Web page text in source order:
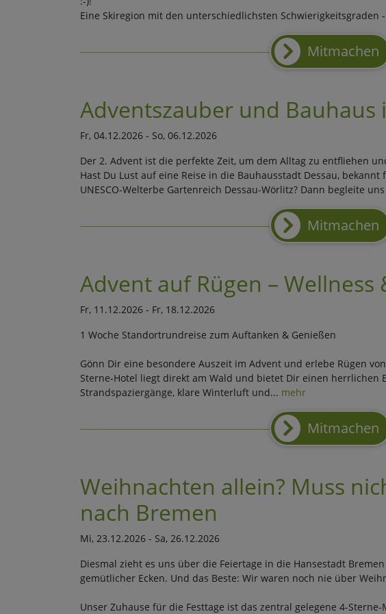
Eine Skiregion mit den unterschiedlichsten Schwierigkeitsgraden
Mitmachen
Adventszauber und Bauhaus
Fr, 04.12.2026 - So, 06.12.2026
Der 2. Advent ist die perfekte Zeit, um dem Alltag zu entfliehen
Hast Du Lust auf eine Reise in die Bauhausstadt Dessau,
UNESCO-Welterbe Gartenreich Dessau-Wörlitz? Dann begleite
Mitmachen
Advent auf Rügen –
Fr, 11.12.2026 - Fr, 18.12.2026
1 Woche Standortrundreise zum Auftanken & Genießen
Gönn Dir eine besondere Auszeit im Advent und erlebe Rügen
Sterne-Hotel liegt direkt am Wald und bietet Dir einen herrlichen
Strandspaziergänge, klare Winterluft und... mehr
Mitmachen
Weihnachten allein? Muss
nach Bremen
Mi, 23.12.2026 - Sa, 26.12.2026
Diesmal zieht es uns über die Feiertage in die Hansestadt
gemütlicher Ecken. Und das Beste: Wir waren noch nie über
Unser Zuhause für die Festtage ist das zentral gelegene 4-